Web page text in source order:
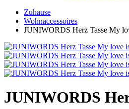
Zuhause
Wohnaccessoires
JUNIWORDS Herz Tasse My
JUNIWORDS